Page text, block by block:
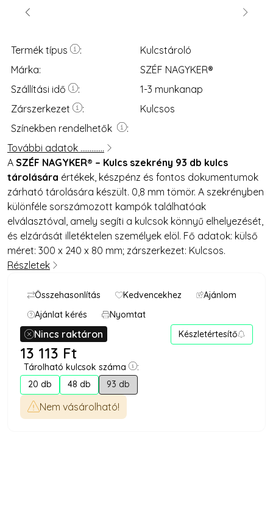
Termék típus Kulcstároló
Lehetőség van egy kategórián belül a keresett termék
Márka:
SZÉF NAGYKER®
Szállítási idő
1-3 munkanap
Amennyiben a termék raktáron van, a kiszállítási idő
Ha a terméket központi raktárból vagy
Előrendelés alkalmával
De minden esetben az átlagos várható szállítás időt
Zárszerkezet Kulcsos
Választhatsz zárszerkezetek között: digitális, kulcsos,
Színekben rendelhetők
Választhatsz különböző színek közül. Néhány azonos
További adatok .............
A SZÉF NAGYKER® – Kulcs szekrény 93 db kulcs
tárolására értékek, készpénz és fontos dokumentumok
zárható tárolására készült. 0,8 mm tömör. A szekrényben
különféle sorszámozott kampók találhatóak
elválasztóval, amely segíti a kulcsok könnyű elhelyezését,
és elzárását illetéktelen személyek elöl. Fő adatok: külső
méret: 300 x 240 x 80 mm; zárszerkezet: Kulcsos.
Részletek
Ajánlom
Ajánlat kérés
Nyomtat
Nincs raktáron Készletértesítő
13 113 Ft
Tárolható kulcsok száma
20 db
48 db 93 db
Tárolható kulcsok száma" kifejezés egy mérőszám
Nem vásárolható!